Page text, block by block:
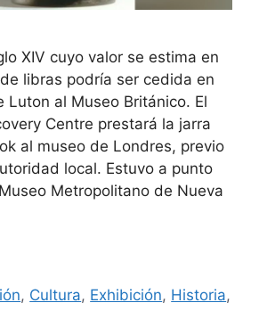
XIV cuyo valor se estima en
libras podría ser cedida en
Luton al Museo Británico. El
Centre prestará la jarra
al museo de Londres, previo
local. Estuvo a punto
Metropolitano de Nueva
, Cultura, Exhibición, Historia,